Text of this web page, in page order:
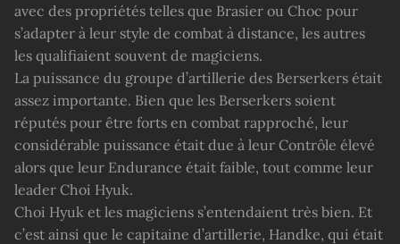
avec des propriétés telles que Brasier ou Choc pour
s’adapter à leur style de combat à distance, les autres
les qualifiaient souvent de magiciens.
La puissance du groupe d’artillerie des Berserkers était
assez importante. Bien que les Berserkers soient
réputés pour être forts en combat rapproché, leur
considérable puissance était due à leur Contrôle élevé
alors que leur Endurance était faible, tout comme leur
leader Choi Hyuk.
Choi Hyuk et les magiciens s’entendaient très bien. Et
c’est ainsi que le capitaine d’artillerie, Handke, qui était